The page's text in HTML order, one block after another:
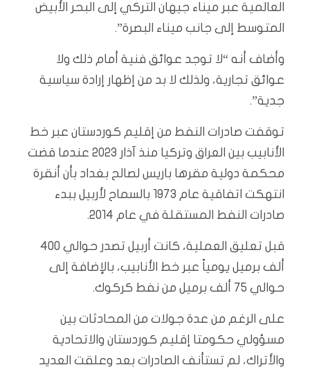
العالمية عبر ميناء جيهان التركي إلى البحر الأبيض
المتوسط إلى جانب ميناء البصرة”.
وأضاف أنه “لا توجد عوائق فنية أمام ذلك ولا
عوائق تجارية، ولذلك لا بد من إظهار إرادة سياسية
جدية”.
توقفت صادرات النفط من إقليم كوردستان عبر خط
الأنابيب بين العراق وتركيا منذ آذار 2023 عندما قضت
محكمة دولية مقرها باريس لصالح بغداد بأن أنقرة
انتهكت اتفاقية عام 1973 بالسماح لأربيل ببدء
صادرات النفط المستقلة في عام 2014.
قبل تعليق العملية، كانت أربيل تصدر حوالي 400
ألف برميل يومياً عبر خط الأنابيب، بالإضافة إلى
حوالي 75 ألف برميل من نفط كركوك.
على الرغم من عدة جولات من المحادثات بين
مسؤولي حكومتا إقليم كوردستان والاتحادية
والأتراك، لم تستأنف الصادرات بعد وعلقت العديد